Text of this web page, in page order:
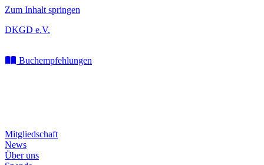
Zum Inhalt springen
DKGD e.V.
Buchempfehlungen
Mitgliedschaft
News
Über uns